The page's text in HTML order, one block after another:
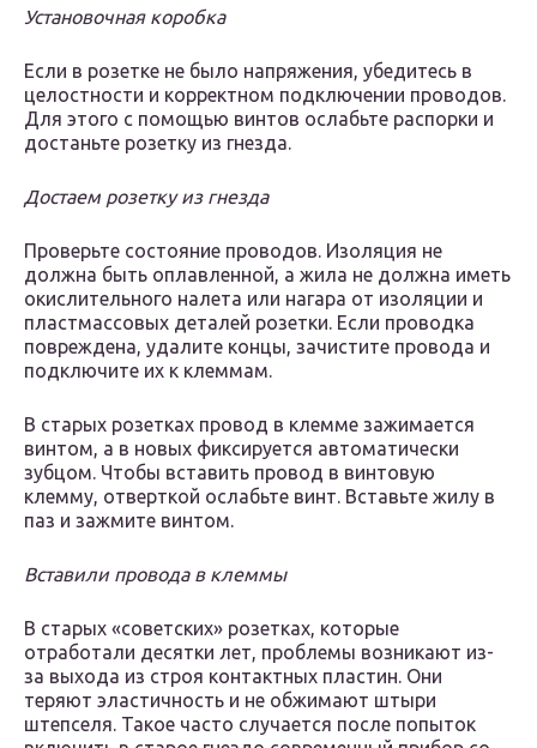
Установочная коробка
Если в розетке не было напряжения, убедитесь в
целостности и корректном подключении проводов.
Для этого с помощью винтов ослабьте распорки и
достаньте розетку из гнезда.
Достаем розетку из гнезда
Проверьте состояние проводов. Изоляция не
должна быть оплавленной, а жила не должна иметь
окислительного налета или нагара от изоляции и
пластмассовых деталей розетки. Если проводка
повреждена, удалите концы, зачистите провода и
подключите их к клеммам.
В старых розетках провод в клемме зажимается
винтом, а в новых фиксируется автоматически
зубцом. Чтобы вставить провод в винтовую
клемму, отверткой ослабьте винт. Вставьте жилу в
паз и зажмите винтом.
Вставили провода в клеммы
В старых «советских» розетках, которые
отработали десятки лет, проблемы возникают из-
за выхода из строя контактных пластин. Они
теряют эластичность и не обжимают штыри
штепселя. Такое часто случается после попыток